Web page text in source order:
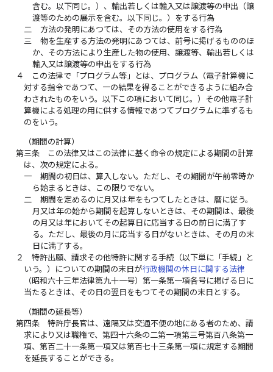
含む。以下同じ。）、輸出若しくは輸入又は譲渡等の申出（譲
渡等のための展示を含む。以下同じ。）をする行為
二
方法の発明にあつては、その方法の使用をする行為
三
物を生産する方法の発明にあつては、前号に掲げるもののほ
か、その方法により生産した物の使用、譲渡等、輸出若しくは
輸入又は譲渡等の申出をする行為
４
この法律で「プログラム等」とは、プログラム（電子計算機に
対する指令であつて、一の結果を得ることができるように組み合
わされたものをいう。以下この項において同じ。）その他電子計
算機による処理の用に供する情報であつてプログラムに準ずるも
のをいう。
（期間の計算）
第三条
この法律又はこの法律に基く命令の規定による期間の計算
は、次の規定による。
一
期間の初日は、算入しない。ただし、その期間が午前零時か
ら始まるときは、この限りでない。
二
期間を定めるのに月又は年をもつてしたときは、暦に従う。
月又は年の始から期間を起算しないときは、その期間は、最後
の月又は年においてその起算日に応当する日の前日に満了す
る。ただし、最後の月に応当する日がないときは、その月の末
日に満了する。
２
特許出願、請求その他特許に関する手続（以下単に「手続」と
いう。）についての期間の末日が行政機関の休日に関する法律
（昭和六十三年法律第九十一号）第一条第一項各号に掲げる日に
当たるときは、その日の翌日をもつてその期間の末日とする。
（期間の延長等）
第四条
特許庁長官は、遠隔又は交通不便の地にある者のため、請
求により又は職権で、第四十六条の二第一項第三号第百八条第一
項、第百二十一条第一項又は第百七十三条第一項に規定する期間
を延長することができる。